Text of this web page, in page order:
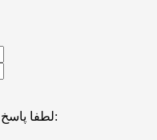
لطفا پاسخ را به عدد انگلیسی وارد کنید: